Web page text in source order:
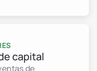
capital
de